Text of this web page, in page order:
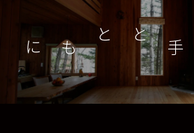
つくり手とともに